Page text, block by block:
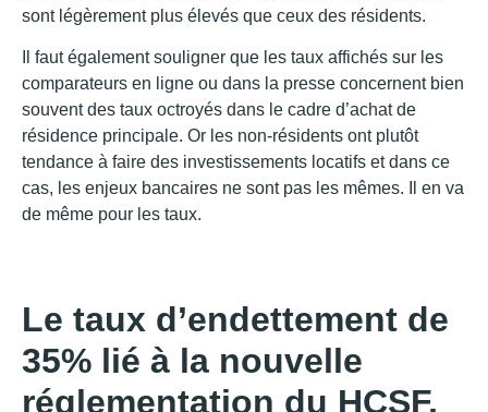
sont légèrement plus élevés que ceux des résidents.
Il faut également souligner que les taux affichés sur les
comparateurs en ligne ou dans la presse concernent bien
souvent des taux octroyés dans le cadre d’achat de
résidence principale. Or les non-résidents ont plutôt
tendance à faire des investissements locatifs et dans ce
cas, les enjeux bancaires ne sont pas les mêmes. Il en va
de même pour les taux.
Le taux d’endettement de
35% lié à la nouvelle
réglementation du HCSF,